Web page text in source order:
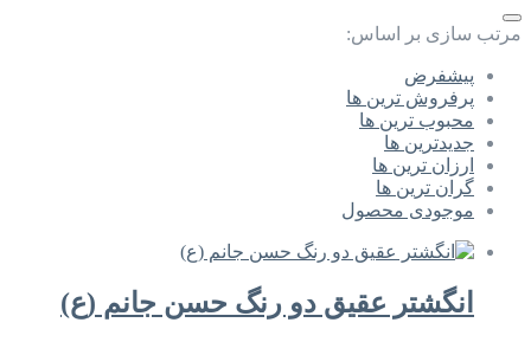
مرتب سازی بر اساس:
پیشفرض
پرفروش ترین ها
محبوب ترین ها
جدیدترین ها
ارزان ترین ها
گران ترین ها
موجودی محصول
انگشتر عقیق دو رنگ حسن جانم (ع)